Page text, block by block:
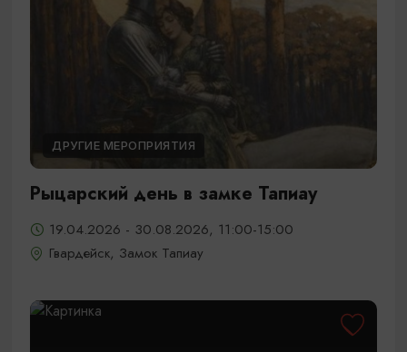
ДРУГИЕ МЕРОПРИЯТИЯ
Рыцарский день в замке Тапиау
19.04.2026 - 30.08.2026, 11:00-15:00
Гвардейск, Замок Тапиау